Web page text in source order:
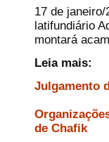
17 de
latifundiário
montará
Leia mais:
Julgamento
de Chafik